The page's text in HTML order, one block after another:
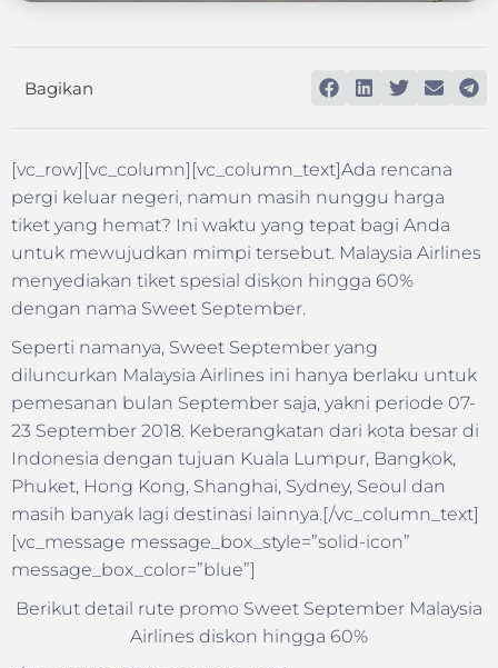
Bagikan
[vc_row][vc_column][vc_column_text]Ada rencana
pergi keluar negeri, namun masih nunggu harga
tiket yang hemat? Ini waktu yang tepat bagi Anda
untuk mewujudkan mimpi tersebut. Malaysia Airlines
menyediakan tiket spesial diskon hingga 60%
dengan nama Sweet September.
Seperti namanya, Sweet September yang
diluncurkan Malaysia Airlines ini hanya berlaku untuk
pemesanan bulan September saja, yakni periode 07-
23 September 2018. Keberangkatan dari kota besar di
Indonesia dengan tujuan Kuala Lumpur, Bangkok,
Phuket, Hong Kong, Shanghai, Sydney, Seoul dan
masih banyak lagi destinasi lainnya.[/vc_column_text]
[vc_message message_box_style=”solid-icon”
message_box_color=”blue”]
Berikut detail rute promo Sweet September Malaysia
Airlines diskon hingga 60%